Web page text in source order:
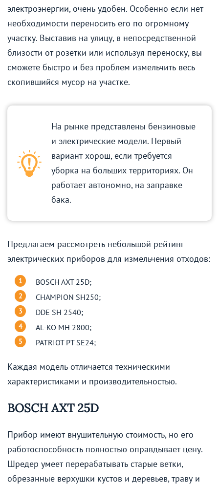
электроэнергии, очень удобен. Особенно если нет
необходимости переносить его по огромному
участку. Выставив на улицу, в непосредственной
близости от розетки или используя переноску, вы
сможете быстро и без проблем измельчить весь
скопившийся мусор на участке.
На рынке представлены бензиновые
и электрические модели. Первый
вариант хорош, если требуется
уборка на больших территориях. Он
работает автономно, на заправке
бака.
Предлагаем рассмотреть небольшой рейтинг
электрических приборов для измельчения отходов:
BOSCH AXT 25D;
CHAMPION SH250;
DDE SH 2540;
AL-KO MH 2800;
PATRIOT PT SE24;
Каждая модель отличается техническими
характеристиками и производительностью.
BOSCH AXT 25D
Прибор имеют внушительную стоимость, но его
работоспособность полностью оправдывает цену.
Шредер умеет перерабатывать старые ветки,
обрезанные верхушки кустов и деревьев, траву и